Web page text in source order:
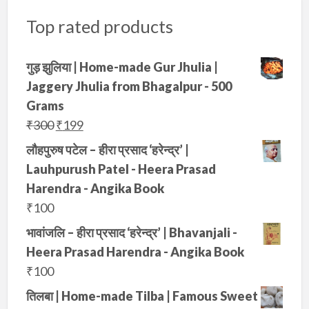
₹
0
9
w
s
:
₹
4
.
s
₹
2
5
r
c
e
w
a
s
:
₹
0
i
e
i
:
₹
3
4
.
n
l
p
r
i
c
e
w
s
:
3
n
p
r
c
e
i
s
₹
1
Top rated products
गुड़ झुलिया | Home-made Gur Jhulia |
Jaggery Jhulia from Bhagalpur - 500
Grams
₹300O
r
a
l
₹199C
u
t
p
i
लौहपुरुष पटेल – हीरा प्रसाद ‘हरेन्द्र’ |
Lauhpurush Patel - Heera Prasad
Harendra - Angika Book
₹100
भावांजलि – हीरा प्रसाद ‘हरेन्द्र’ | Bhavanjali -
Heera Prasad Harendra - Angika Book
₹100
तिलबा | Home-made Tilba | Famous Sweet